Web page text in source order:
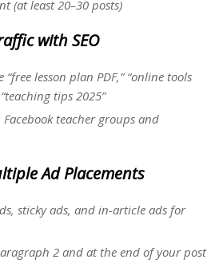
(at least 20–30 posts)
with SEO
“free lesson plan PDF,” “online tools
tips 2025”
teacher groups and
Ad Placements
sticky ads, and in-article ads for
2and at the end of your post